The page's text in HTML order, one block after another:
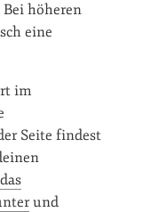
höheren
eine
im
Seite findest
und